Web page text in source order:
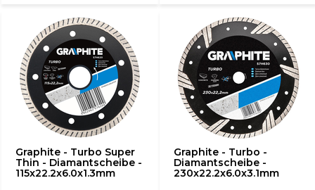
Graphite - Turbo Super
Thin - Diamantscheibe -
115x22.2x6.0x1.3mm
Graphite - Turbo -
Diamantscheibe -
230x22.2x6.0x3.1mm